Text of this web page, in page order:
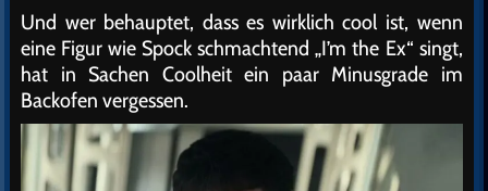
Und wer behauptet, dass es wirklich cool ist, wenn
eine Figur wie Spock schmachtend „I’m the Ex“ singt,
hat in Sachen Coolheit ein paar Minusgrade im
Backofen vergessen.